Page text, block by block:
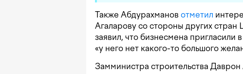
Также Абдурахманов отметил
Агаларову со стороны других
заявил, что бизнесмена пригласили
«у него нет какого-то большого
Замминистра строительства